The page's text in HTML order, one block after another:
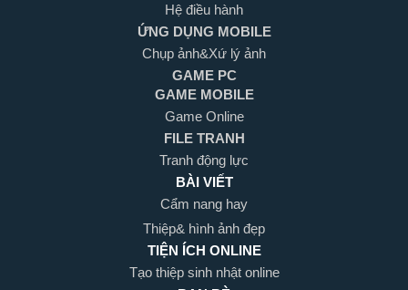
Hệ điều hành
ỨNG DỤNG MOBILE
Chụp ảnh&Xứ lý ảnh
GAME PC
GAME MOBILE
Game Online
FILE TRANH
Tranh động lực
BÀI VIẾT
Cẩm nang hay
Thiệp& hình ảnh đẹp
TIỆN ÍCH ONLINE
Tạo thiệp sinh nhật online